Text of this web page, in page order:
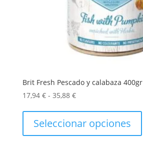
Brit Fresh Pescado y calabaza 400gr
17,94 € - 35,88 €Rango
desde
Seleccionar opciones